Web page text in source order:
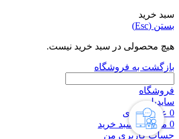
سبد خرید
بستن (Esc)
هیچ محصولی در سبد خرید نیست.
بازگشت به فروشگاه
فروشگاه
سایدبار
0 علاقه مندی
0 محصول سبد خرید
حساب کاربری من